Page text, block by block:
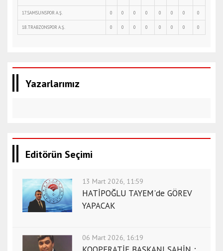
17.SAMSUNSPOR A.Ş. 0 0 0 0 0 0 0 0
18.TRABZONSPOR A.Ş. 0 0 0 0 0 0 0 0
Yazarlarımız
Editörün Seçimi
13 Mart 2026, 11:59
HATİPOĞLU TAYEM'de GÖREV
YAPACAK
06 Mart 2026, 16:19